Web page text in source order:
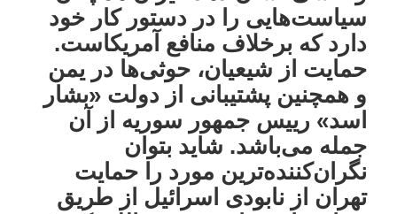
سیاست‌هایی را در دستور کار خود
دارد که برخلاف منافع آمریکاست.
حمایت از شیعیان، حوثی‌ها در یمن
و همچنین پشتیبانی‌ از دولت «بشار
اسد» رییس جمهور سوریه از آن
جمله می‌باشد. شاید بتوان
نگران‌کننده‌ترین مورد را حمایت
تهران از نابودی اسرائیل از طریق